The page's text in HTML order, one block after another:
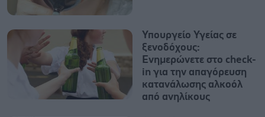
Υπουργείο Υγείας σε
ξενοδόχους:
Eνημερώνετε στο check-
in για την απαγόρευση
κατανάλωσης αλκοόλ
από ανηλίκους